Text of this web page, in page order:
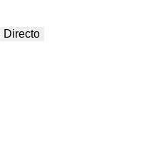
Directo